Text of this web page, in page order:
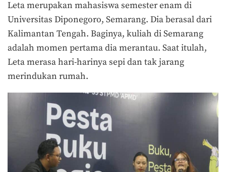
Leta merupakan mahasiswa semester enam di
Universitas Diponegoro, Semarang. Dia berasal dari
Kalimantan Tengah. Baginya, kuliah di Semarang
adalah momen pertama dia merantau. Saat itulah,
Leta merasa hari-harinya sepi dan tak jarang
merindukan rumah.